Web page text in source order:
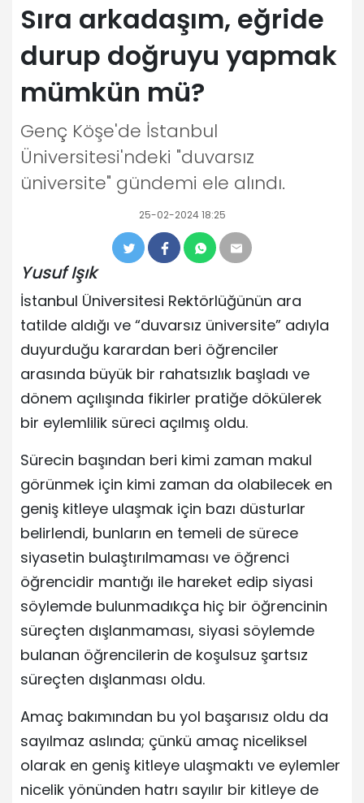
Sıra arkadaşım, eğride
durup doğruyu yapmak
mümkün mü?
Genç Köşe'de İstanbul
Üniversitesi'ndeki "duvarsız
üniversite" gündemi ele alındı.
25-02-2024 18:25
Yusuf Işık
İstanbul Üniversitesi Rektörlüğünün ara
tatilde aldığı ve “duvarsız üniversite” adıyla
duyurduğu karardan beri öğrenciler
arasında büyük bir rahatsızlık başladı ve
dönem açılışında fikirler pratiğe dökülerek
bir eylemlilik süreci açılmış oldu.
Sürecin başından beri kimi zaman makul
görünmek için kimi zaman da olabilecek en
geniş kitleye ulaşmak için bazı düsturlar
belirlendi, bunların en temeli de sürece
siyasetin bulaştırılmaması ve öğrenci
öğrencidir mantığı ile hareket edip siyasi
söylemde bulunmadıkça hiç bir öğrencinin
süreçten dışlanmaması, siyasi söylemde
bulanan öğrencilerin de koşulsuz şartsız
süreçten dışlanması oldu.
Amaç bakımından bu yol başarısız oldu da
sayılmaz aslında; çünkü amaç niceliksel
olarak en geniş kitleye ulaşmaktı ve eylemler
nicelik yönünden hatrı sayılır bir kitleye de